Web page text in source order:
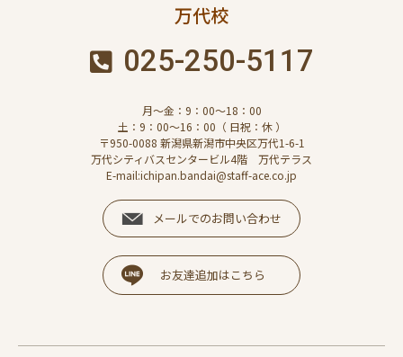
万代校
025-250-5117
月～金：9：00～18：00
土：9：00～16：00（ 日祝：休 ）
〒950-0088 新潟県新潟市中央区万代1-6-1
万代シティバスセンタービル4階 万代テラス
E-mail:ichipan.bandai@staff-ace.co.jp
メールでのお問い合わせ
お友達追加はこちら